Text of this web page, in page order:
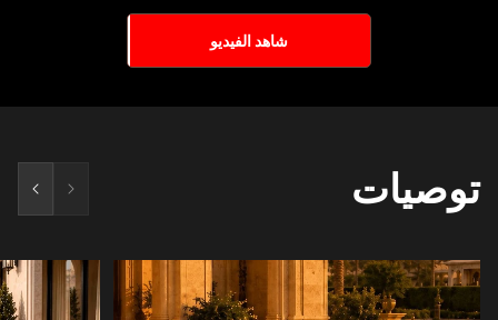
شاهد الفيديو
توصيات